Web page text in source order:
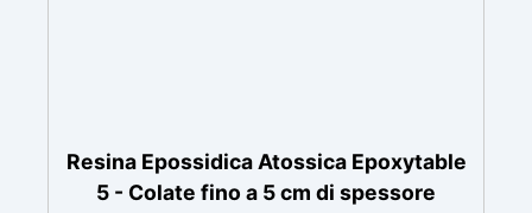
Resina Epossidica Atossica Epoxytable
5 - Colate fino a 5 cm di spessore